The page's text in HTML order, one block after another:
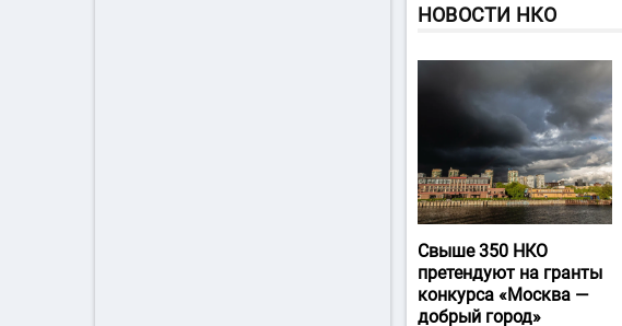
НОВОСТИ НКО
Свыше 350 НКО
претендуют на гранты
конкурса «Москва —
добрый город»